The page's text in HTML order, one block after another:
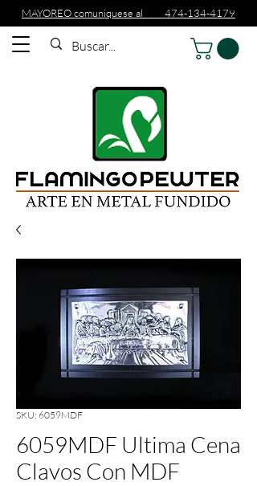
MAYOREO comuniquese al 474-134-4179
SKU: 6059MDF
6059MDF Ultima Cena
Clavos Con MDF